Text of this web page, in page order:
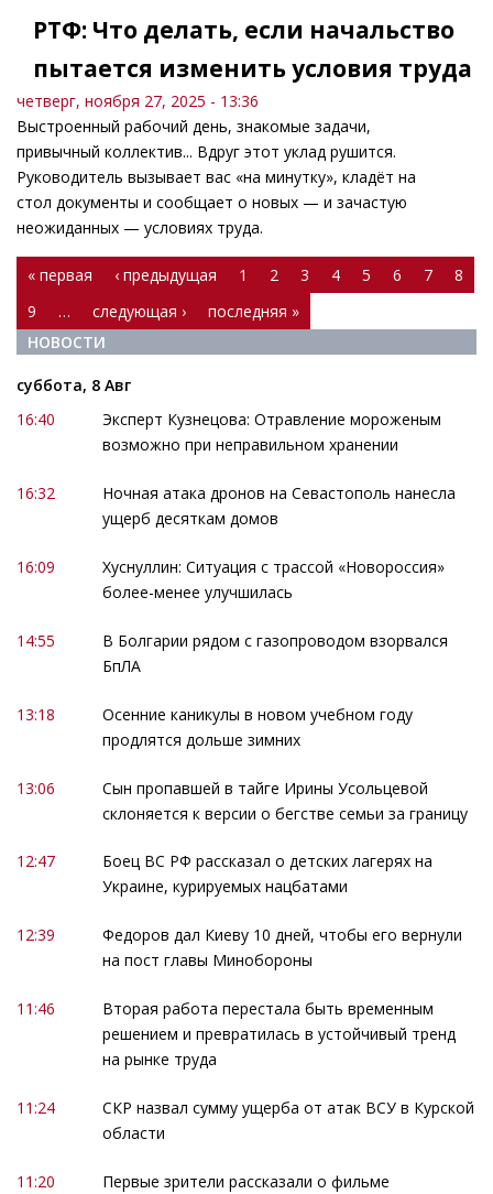
РТФ: Что делать, если начальство
пытается изменить условия труда
четверг, ноября 27, 2025 - 13:36
Выстроенный рабочий день, знакомые задачи,
привычный коллектив... Вдруг этот уклад рушится.
Руководитель вызывает вас «на минутку», кладёт на
стол документы и сообщает о новых — и зачастую
неожиданных — условиях труда.
Страницы
« первая ‹ предыдущая 1 2 3 4 5 6 7
8
9
… следующая ›
последняя »
НОВОСТИ
суббота, 8 Авг
16:40
Эксперт Кузнецова: Отравление мороженым
возможно при неправильном хранении
16:32
Ночная атака дронов на Севастополь нанесла
ущерб десяткам домов
16:09
Хуснуллин: Ситуация с трассой «Новороссия»
более-менее улучшилась
14:55
В Болгарии рядом с газопроводом взорвался
БпЛА
13:18
Осенние каникулы в новом учебном году
продлятся дольше зимних
13:06
Сын пропавшей в тайге Ирины Усольцевой
склоняется к версии о бегстве семьи за границу
12:47
Боец ВС РФ рассказал о детских лагерях на
Украине, курируемых нацбатами
12:39
Федоров дал Киеву 10 дней, чтобы его вернули
на пост главы Минобороны
11:46
Вторая работа перестала быть временным
решением и превратилась в устойчивый тренд
на рынке труда
11:24
СКР назвал сумму ущерба от атак ВСУ в Курской
области
11:20
Первые зрители рассказали о фильме